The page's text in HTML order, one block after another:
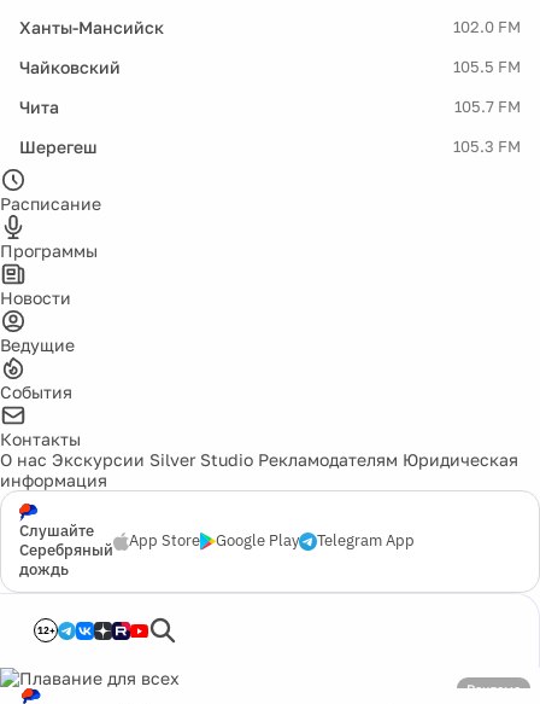
Ханты-Мансийск 102.0 FM
Чайковский 105.5 FM
Чита 105.7 FM
Шерегеш 105.3 FM
Расписание
Программы
Новости
Ведущие
События
Контакты
О нас Экскурсии Silver Studio Рекламодателям Юридическая
информация
Слушайте
Серебряный
дождь
App Store Google Play Telegram App
12+
Реклама